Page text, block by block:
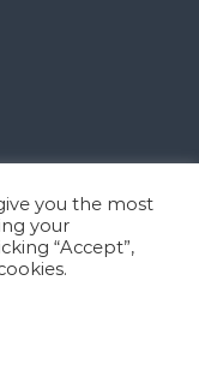
Divina
you the most
your
“Accept”,